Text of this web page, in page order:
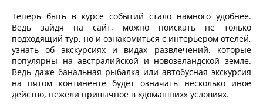
Теперь быть в курсе событий стало намного удобнее.
Ведь зайдя на сайт, можно поискать не только
подходящий тур, но и ознакомиться с интерьером отелей,
узнать об экскурсиях и видах развлечений, которые
популярны на австралийской и новозеландской земле.
Ведь даже банальная рыбалка или автобусная экскурсия
на пятом континенте будет означать несколько иное
действо, нежели привычное в «домашних» условиях.